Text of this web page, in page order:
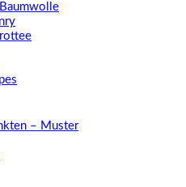
– Muster